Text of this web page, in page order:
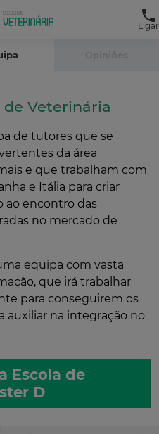
Ligar
de Veterinária
de tutores que se
da área
e que trabalham com
e Itália para criar
ao encontro das
no mercado de
equipa com vasta
que irá trabalhar
para conseguirem os
auxiliar na integração no
Escola de
D